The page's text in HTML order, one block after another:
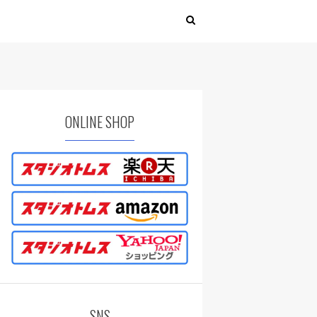
ONLINE SHOP